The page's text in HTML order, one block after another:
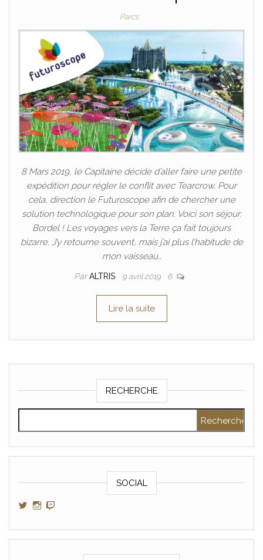
Parcs
8 Mars 2019, le Capitaine décide d’aller faire une petite
expédition pour régler le conflit avec Tearcrow. Pour
cela, direction le Futuroscope afin de chercher une
solution technologique pour son plan. Voici son séjour.
Bordel ! Les voyages vers la Terre ça fait toujours
bizarre. J’y retourne souvent, mais j’ai plus l’habitude de
mon vaisseau…
ParALTRIS 9 avril 2019 6
Lire la suite
RECHERCHE
SOCIAL
Voir le profil de GamerAltris sur Twitter
Voir le profil de GamerAltris sur Instagram